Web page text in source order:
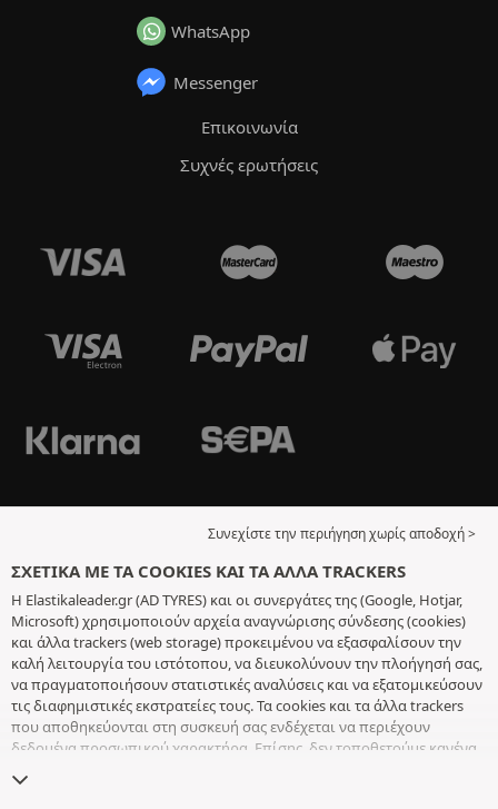
WhatsApp
Messenger
Επικοινωνία
Συχνές ερωτήσεις
Συνεχίστε την περιήγηση χωρίς αποδοχή >
ΣΧΕΤΙΚΆ ΜΕ ΤΑ COOKIES ΚΑΙ ΤΑ ΆΛΛΑ TRACKERS
Η Elastikaleader.gr (AD TYRES) και οι συνεργάτες της (Google, Hotjar,
Microsoft) χρησιμοποιούν αρχεία αναγνώρισης σύνδεσης (cookies)
και άλλα trackers (web storage) προκειμένου να εξασφαλίσουν την
καλή λειτουργία του ιστότοπου, να διευκολύνουν την πλοήγησή σας,
να πραγματοποιήσουν στατιστικές αναλύσεις και να εξατομικεύσουν
τις διαφημιστικές εκστρατείες τους. Τα cookies και τα άλλα trackers
που αποθηκεύονται στη συσκευή σας ενδέχεται να περιέχουν
δεδομένα προσωπικού χαρακτήρα. Επίσης, δεν τοποθετούμε κανένα
συγκατάθεσή σας, με εξαίρεση αυτά που είναι απαραίτητα για τη